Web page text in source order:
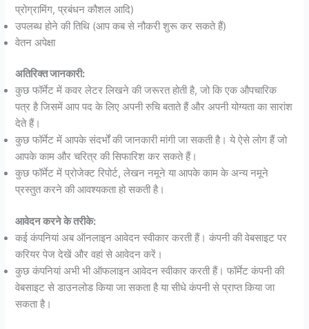
प्रोग्रामिंग, प्रबंधन कौशल आदि)
उपलब्ध होने की तिथि (आप कब से नौकरी शुरू कर सकते हैं)
वेतन अपेक्षा
अतिरिक्त जानकारी:
कुछ फॉर्मेट में कवर लेटर लिखने की जरूरत होती है, जो कि एक औपचारिक
पत्र है जिसमें आप पद के लिए अपनी रुचि बताते हैं और अपनी योग्यता का सारांश
देते हैं।
कुछ फॉर्मेट में आपके संदर्भों की जानकारी मांगी जा सकती है। ये ऐसे लोग हैं जो
आपके काम और चरित्र की सिफारिश कर सकते हैं।
कुछ फॉर्मेट में प्रोजेक्ट रिपोर्ट, लेखन नमूने या आपके काम के अन्य नमूने
प्रस्तुत करने की आवश्यकता हो सकती है।
आवेदन करने के तरीके:
कई कंपनियां अब ऑनलाइन आवेदन स्वीकार करती हैं। कंपनी की वेबसाइट पर
करियर पेज देखें और वहां से आवेदन करें।
कुछ कंपनियां अभी भी ऑफलाइन आवेदन स्वीकार करती हैं। फॉर्मेट कंपनी की
वेबसाइट से डाउनलोड किया जा सकता है या सीधे कंपनी से प्राप्त किया जा
सकता है।